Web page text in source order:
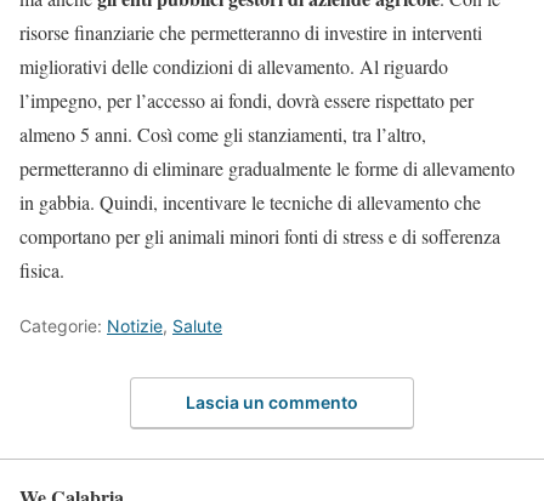
risorse finanziarie che permetteranno di investire in interventi
migliorativi delle condizioni di allevamento. Al riguardo
l’impegno, per l’accesso ai fondi, dovrà essere rispettato per
almeno 5 anni. Così come gli stanziamenti, tra l’altro,
permetteranno di eliminare gradualmente le forme di allevamento
in gabbia. Quindi, incentivare le tecniche di allevamento che
comportano per gli animali minori fonti di stress e di sofferenza
fisica.
Categorie: Notizie, Salute
Lascia un commento